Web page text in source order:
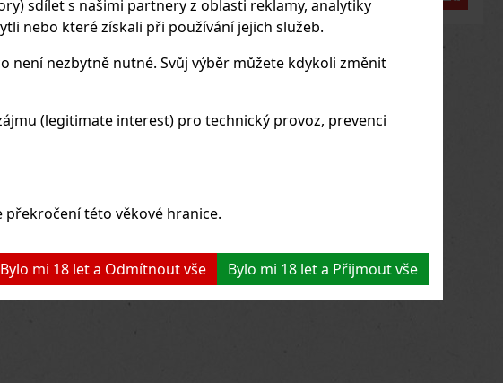
sdílet s našimi partnery z oblasti reklamy, analytiky
nebo které získali při používání jejich služeb.
nezbytně nutné. Svůj výběr můžete kdykoli změnit
(legitimate interest) pro technický provoz, prevenci
této věkové hranice.
Bylo mi 18 let a Odmítnout vše Bylo mi 18 let a Přijmout vše